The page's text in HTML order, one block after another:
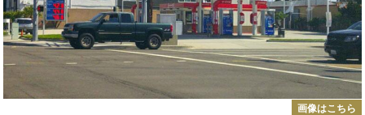
画像はこちら